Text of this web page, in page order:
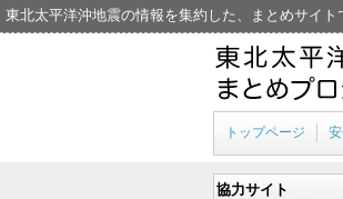
東北太平洋沖地震の情報を集約した、まとめサイト
トップページ
協力サイト